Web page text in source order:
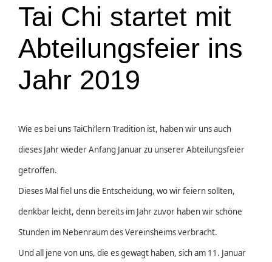
Tai Chi startet mit
Abteilungsfeier ins
Jahr 2019
Wie es bei uns TaiChi’lern Tradition ist, haben wir uns auch
dieses Jahr wieder Anfang Januar zu unserer Abteilungsfeier
getroffen.
Dieses Mal fiel uns die Entscheidung, wo wir feiern sollten,
denkbar leicht, denn bereits im Jahr zuvor haben wir schöne
Stunden im Nebenraum des Vereinsheims verbracht.
Und all jene von uns, die es gewagt haben, sich am 11. Januar